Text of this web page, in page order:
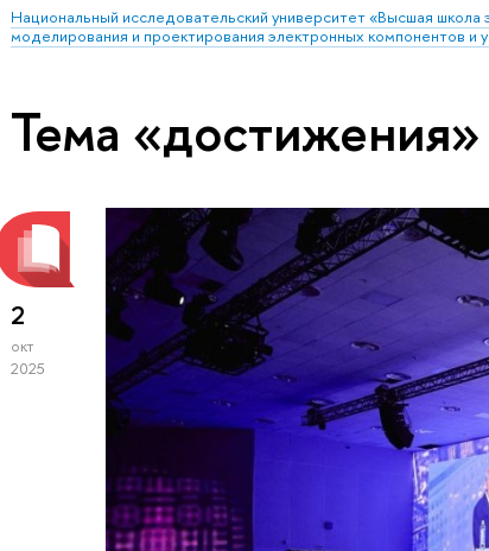
Национальный исследовательский университет «Высшая школа
моделирования и проектирования электронных компонентов и
Тема «достижения»
2
окт
2025